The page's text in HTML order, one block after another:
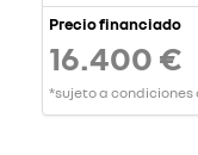
Precio financiado
16.400 €
*sujeto a